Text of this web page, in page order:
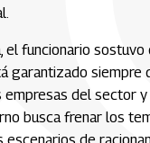
el funcionario
garantizado siempre
empresas del sector y
busca frenar los